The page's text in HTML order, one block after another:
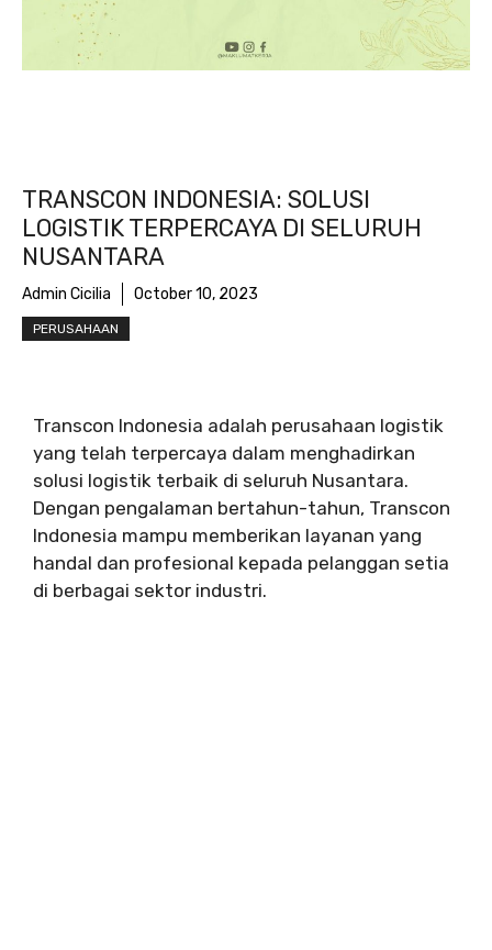
TRANSCON INDONESIA: SOLUSI
LOGISTIK TERPERCAYA DI SELURUH
NUSANTARA
Admin Cicilia October 10, 2023
PERUSAHAAN
Transcon Indonesia adalah perusahaan logistik
yang telah terpercaya dalam menghadirkan
solusi logistik terbaik di seluruh Nusantara.
Dengan pengalaman bertahun-tahun, Transcon
Indonesia mampu memberikan layanan yang
handal dan profesional kepada pelanggan setia
di berbagai sektor industri.